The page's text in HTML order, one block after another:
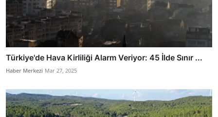
Türkiye'de Hava Kirliliği Alarm Veriyor: 45 İlde Sınır ...
Haber Merkezi Mar 27, 2025